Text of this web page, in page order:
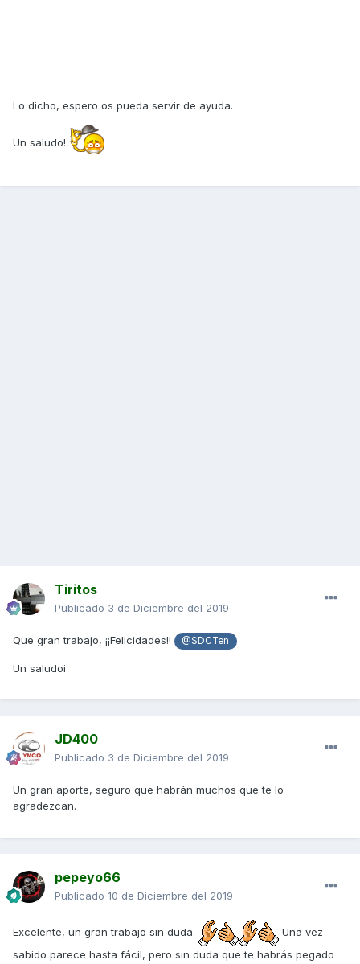
Lo dicho, espero os pueda servir de ayuda.
Un saludo!
Tiritos
Publicado 3 de Diciembre del 2019
Que gran trabajo, ¡¡Felicidades!! @SDCTen
Un saludoi
JD400
Publicado 3 de Diciembre del 2019
Un gran aporte, seguro que habrán muchos que te lo
agradezcan.
pepeyo66
Publicado 10 de Diciembre del 2019
Excelente, un gran trabajo sin duda.
Una vez
sabido parece hasta fácil, pero sin duda que te habrás pegado